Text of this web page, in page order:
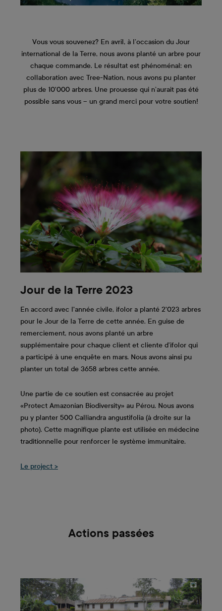
Vous vous souvenez? En avril, à l’occasion du Jour
international de la Terre, nous avons planté un arbre pour
chaque commande. Le résultat est phénoménal: en
collaboration avec Tree-Nation, nous avons pu planter
plus de 10'000 arbres. Une prouesse qui n’aurait pas été
possible sans vous – un grand merci pour votre soutien!
Jour de la Terre 2023
En accord avec l'année civile, ifolor a planté 2'023 arbres
pour le Jour de la Terre de cette année. En guise de
remerciement, nous avons planté un arbre
supplémentaire pour chaque client et cliente d’ifolor qui
a participé à une enquête en mars. Nous avons ainsi pu
planter un total de 3658 arbres cette année.
Une partie de ce soutien est consacrée au projet
«Protect Amazonian Biodiversity» au Pérou. Nous avons
pu y planter 500 Calliandra angustifolia (à droite sur la
photo). Cette magnifique plante est utilisée en médecine
traditionnelle pour renforcer le système immunitaire.
Le project >
Actions passées